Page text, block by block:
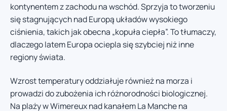
kontynentem z zachodu na wschód. Sprzyja to tworzeniu
się stagnujących nad Europą układów wysokiego
ciśnienia, takich jak obecna „kopuła ciepła”. To tłumaczy,
dlaczego latem Europa ociepla się szybciej niż inne
regiony świata.
Wzrost temperatury oddziałuje również na morza i
prowadzi do zubożenia ich różnorodności biologicznej.
Na plaży w Wimereux nad kanałem La Manche na